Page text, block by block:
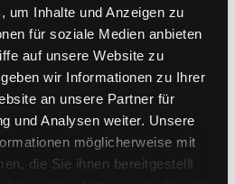
um Inhalte und Anzeigen zu
für soziale Medien anbieten
auf unsere Website zu
wir Informationen zu Ihrer
an unsere Partner für
und Analysen weiter. Unsere
möglicherweise mit
die Sie ihnen bereitgestellt
STARTUP
lässt sich auf dem
von kreativen Ideen
inspirieren.